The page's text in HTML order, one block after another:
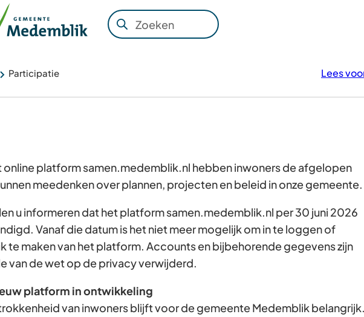
Zoeken
Wanneer
kun
door
pijl
en
omlaag
te
gebruiken.
Gebruik
Participatie Lees
online platform samen.medemblik.nl hebben inwoners de afgelopen
meedenken over plannen, projecten en beleid in onze gemeente.
u informeren dat het platform samen.medemblik.nl per 30 juni 2026
Vanaf die datum is het niet meer mogelijk om in te loggen of
te maken van het platform. Accounts en bijbehorende gegevens zijn
van de wet op de privacy verwijderd.
platform in ontwikkeling
van inwoners blijft voor de gemeente Medemblik